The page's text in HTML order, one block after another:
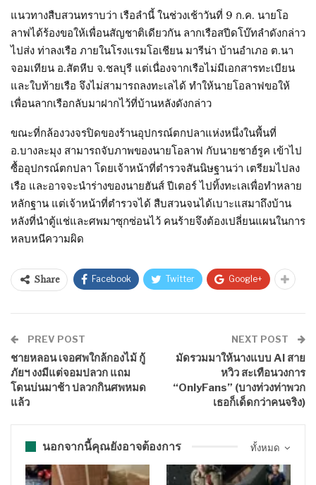
แนวทางสืบสวนทราบว่า เรือลำนี้ ในช่วงเช้าวันที่ 9 ก.ค. นายโอ
ลาฟได้ร้องขอให้เพื่อนสัญชาติเดียวกัน ลากเรือสปีดโบ๊ทลำดังกล่าว
ไปส่ง ท่าลงเรือ ภายในโรงแรมโอเชียน มารีน่า บ้านอำเภอ ต.นา
จอมเทียน อ.สัตหีบ จ.ชลบุรี แต่เนื่องจากเรือไม่มีเอกสารทะเบียน
และใบท้ายเรือ จึงไม่สามารถลงทะเลได้ ทำให้นายโอลาฟขอให้
เพื่อนลากเรือกลับมาฝากไว้ที่บ้านหลังดังกล่าว
ขณะที่กล้องวงจรปิดของร้านอุปกรณ์ตกปลาแห่งหนึ่งในพื้นที่
อ.บางละมุง สามารถจับภาพของนายโอลาฟ กับนายชาฮ์รูค เข้าไป
ซื้ออุปกรณ์ตกปลา โดยเจ้าหน้าที่ตำรวจสันนิษฐานว่า เตรียมไปลง
เรือ และอาจจะนำร่างของนายฮันส์ ปีเตอร์ ไปทิ้งทะเลเพื่อทำหลาย
หลักฐาน แต่เจ้าหน้าที่ตำรวจได้ สืบสวนจนได้เบาะแสมาถึงบ้าน
หลังที่นำตู้แช่และศพมาซุกซ่อนไว้ คนร้ายจึงต้องเปลี่ยนแผนในการ
หลบหนีความผิด
Share Facebook Twitter Google+
PREV POST
ชายหลอน เจอศพใกล้กองไม้ กู้
ภัยฯ งงมีแต่จอมปลวก แถม
โดนบ่นมาช้า ปลวกกินศพหมด
แล้ว
NEXT POST
มัดรวมมาให้นางแบบ AI สาย
หวิว สะเทือนวงการ
“OnlyFans” (บางท่วงท่าพวก
เธอก็เด็ดกว่าคนจริง)
ทั้งหมด
นอกจากนี้คุณยังอาจต้องการ